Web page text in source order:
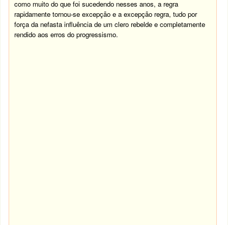
como muito do que foi sucedendo nesses anos, a regra
rapidamente tornou-se excepção e a excepção regra, tudo por
força da nefasta influência de um clero rebelde e completamente
rendido aos erros do progressismo.